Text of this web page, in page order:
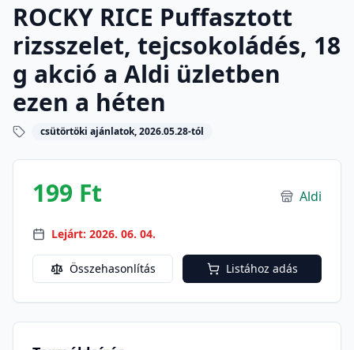
ROCKY RICE Puffasztott
rizsszelet, tejcsokoládés, 18
g akció a Aldi üzletben
ezen a héten
csütörtöki ajánlatok, 2026.05.28-tól
199 Ft Aldi
Lejárt: 2026. 06. 04.
Összehasonlítás Listához adás